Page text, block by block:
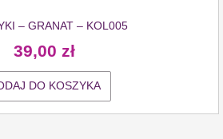
– GRANAT – KOL005
39,00 zł
DO KOSZYKA